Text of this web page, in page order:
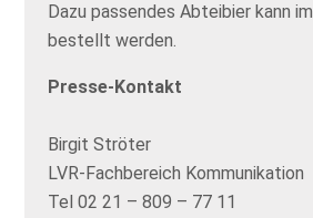
Dazu passendes Abteibier kann im
bestellt werden.
Presse-Kontakt
Birgit Ströter
LVR-Fachbereich Kommunikation
Tel 02 21 – 809 – 77 11